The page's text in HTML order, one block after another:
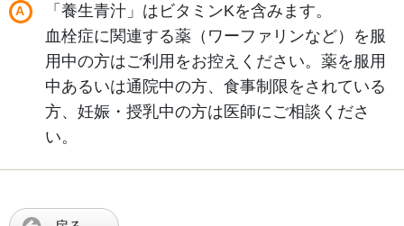
「養生青汁」はビタミンKを含みます。
血栓症に関連する薬（ワーファリンなど）を服
用中の方はご利用をお控えください。薬を服用
中あるいは通院中の方、食事制限をされている
方、妊娠・授乳中の方は医師にご相談くださ
い。